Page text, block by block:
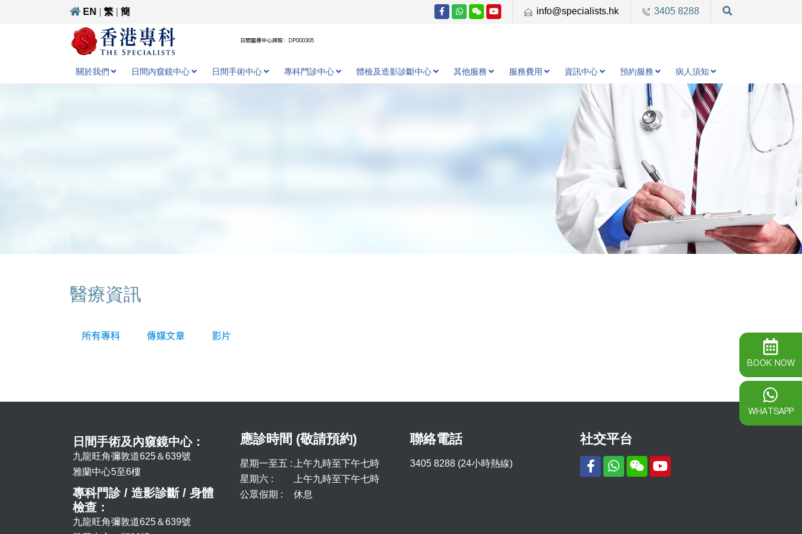
EN 繁 簡 info@specialists.hk 3405 8288
日間醫療中心牌照：DP000305
關於我們 日間内窺鏡中心 日間手術中心 專科門診中心 體檢及造影診斷中心 其他服務 服務費用 資訊中心 預約服務 病人須知
醫療資訊
所有專科 傳媒文章 影片
日間手術及內窺鏡中心：
九龍旺角彌敦道625＆639號
雅蘭中心5至6樓
專科門診 / 造影診斷 / 身體
檢查：
九龍旺角彌敦道625＆639號
應診時間 (敬請預約)
星期一至五 :
上午九時至下午七時
星期六 :
上午九時至下午七時
公眾假期 :
休息
聯絡電話
3405 8288 (24小時熱線)
社交平台
BOOK NOW
WHATSAPP